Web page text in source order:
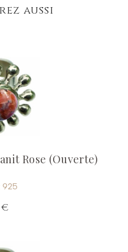
aussi
Rose (Ouverte)
925
€